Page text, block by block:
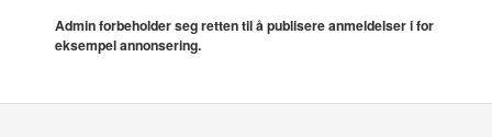
Admin forbeholder seg retten til å publisere anmeldelser i for
eksempel annonsering.